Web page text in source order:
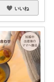
いいね